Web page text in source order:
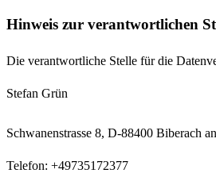
Hinweis zur verantwortlichen
Die verantwortliche Stelle für die
Stefan Grün
Schwanenstrasse 8, D-88400 Biberach
Telefon: +49735172377